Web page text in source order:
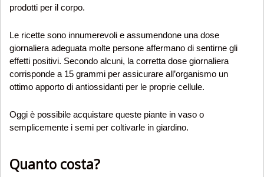
prodotti per il corpo.
Le ricette sono innumerevoli e assumendone una dose
giornaliera adeguata molte persone affermano di sentirne gli
effetti positivi. Secondo alcuni, la corretta dose giornaliera
corrisponde a 15 grammi per assicurare all’organismo un
ottimo apporto di antiossidanti per le proprie cellule.
Oggi è possibile acquistare queste piante in vaso o
semplicemente i semi per coltivarle in giardino.
Quanto costa?